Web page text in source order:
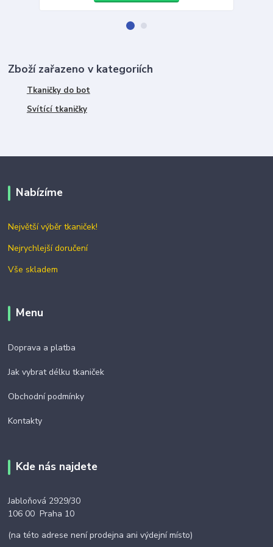
Zboží zařazeno v kategoriích
Tkaničky do bot
Svítící tkaničky
Nabízíme
Největší výběr tkaniček!
Nejrychlejší doručení
Vše skladem
Menu
Doprava a platba
Jak vybrat délku tkaniček
Obchodní podmínky
Kontakty
Kde nás najdete
Jabloňová 2929/30
106 00 Praha 10
(na této adrese není prodejna ani výdejní místo)